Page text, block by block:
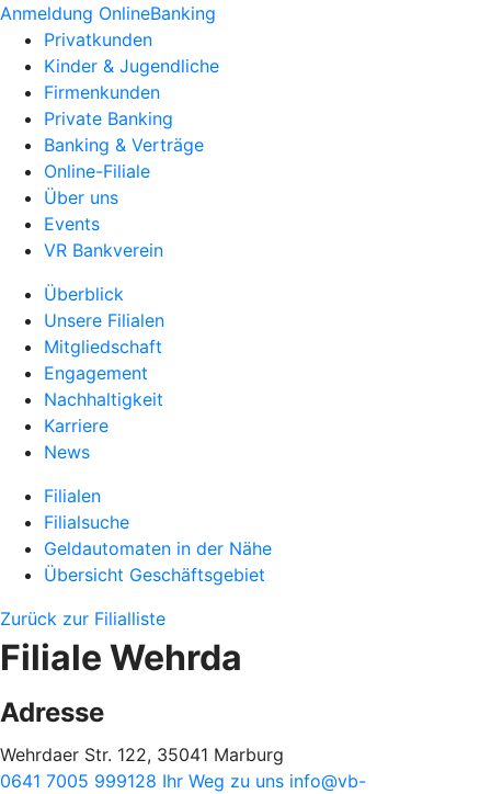
Anmeldung OnlineBanking
Privatkunden
Kinder & Jugendliche
Firmenkunden
Private Banking
Banking & Verträge
Online-Filiale
Über uns
Events
VR Bankverein
Überblick
Unsere Filialen
Mitgliedschaft
Engagement
Nachhaltigkeit
Karriere
News
Filialen
Filialsuche
Geldautomaten in der Nähe
Übersicht Geschäftsgebiet
Zurück zur Filialliste
Filiale Wehrda
Adresse
Wehrdaer Str. 122, 35041 Marburg
0641 7005 999128 Ihr Weg zu uns info@vb-